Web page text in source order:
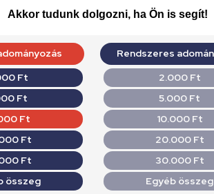
Akkor tudunk dolgozni, ha Ön is segít!